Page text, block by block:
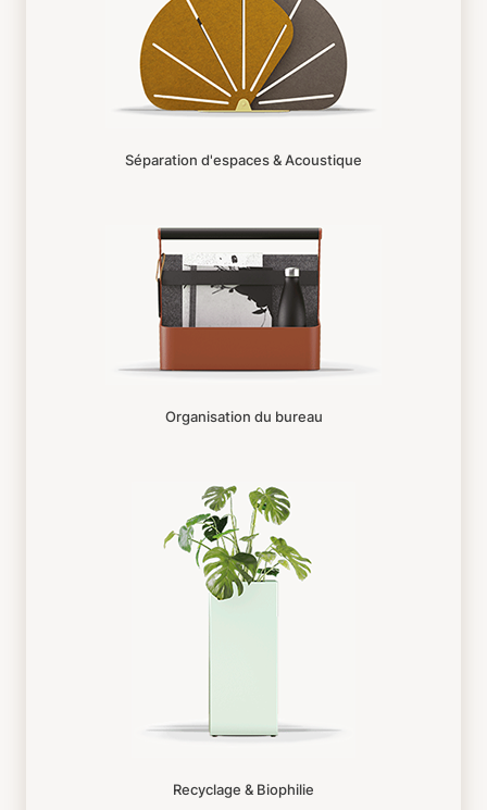
Séparation d'espaces & Acoustique
Organisation du bureau
Recyclage & Biophilie